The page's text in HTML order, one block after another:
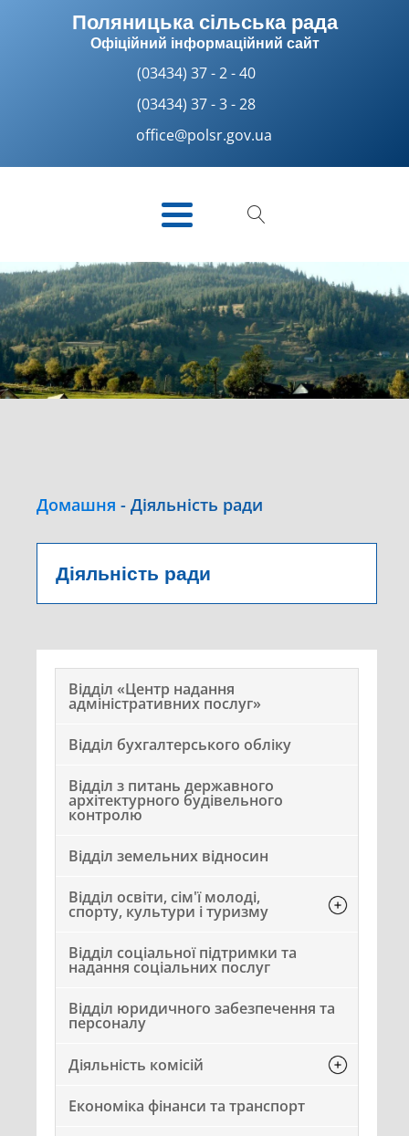
Поляницька сільська рада
Офіційний інформаційний сайт
(03434) 37 - 2 - 40
(03434) 37 - 3 - 28
office@polsr.gov.ua
Домашня - Діяльність ради
Діяльність ради
Відділ «Центр надання
адміністративних послуг»
Відділ бухгалтерського обліку
Відділ з питань державного
архітектурного будівельного
контролю
Відділ земельних відносин
Відділ освіти, сім'ї молоді,
спорту, культури і туризму
Відділ соціальної підтримки та
надання соціальних послуг
Відділ юридичного забезпечення та
персоналу
Діяльність комісій
Економіка фінанси та транспорт